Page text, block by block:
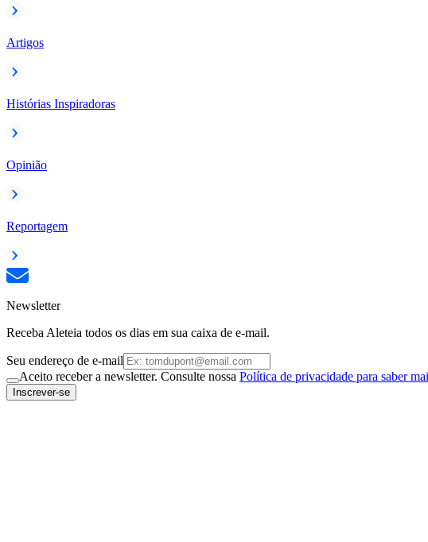
Artigos
Histórias Inspiradoras
Opinião
Reportagem
Newsletter
Receba Aleteia todos os dias em sua caixa de e-mail.
Seu endereço de e-mail
Aceito receber a newsletter. Consulte nossa Política de privacidade para saber
Inscrever-se